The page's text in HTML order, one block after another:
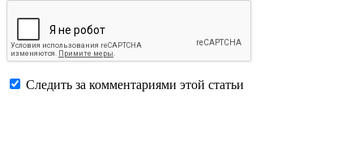
Следить за комментариями этой статьи